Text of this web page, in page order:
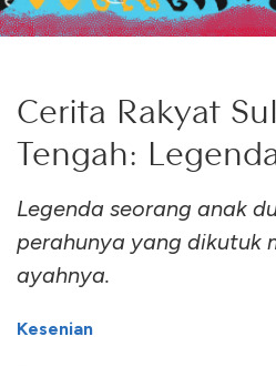
Cerita Rakyat
Tengah:
Legenda seorang anak
perahunya yang dikutuk
ayahnya.
Kesenian